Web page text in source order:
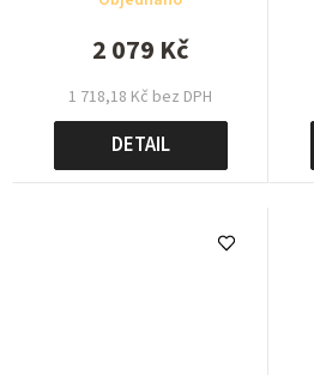
1 718,18 Kč bez DPH
2 079 Kč
DETAIL